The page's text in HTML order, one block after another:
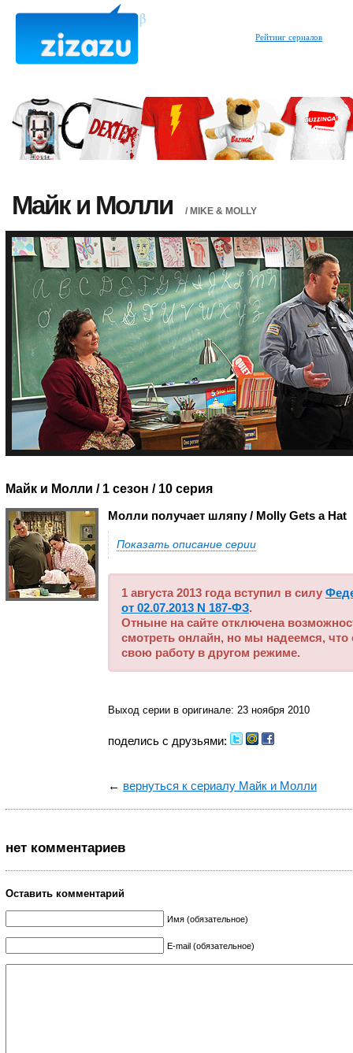
Рейтинг сериалов
Майк и Молли / MIKE & MOLLY
Майк и Молли / 1 сезон / 10 серия
Молли получает шляпу / Molly Gets a Hat
Показать описание серии
1 августа 2013 года вступил в силу
от 02.07.2013 N 187-ФЗ.
Отныне на сайте отключена
смотреть онлайн, но мы надеемся, что
свою работу в другом режиме.
Выход серии в оригинале: 23 ноября 2010
поделись с друзьями:
← вернуться к сериалу Майк и Молли
нет комментариев
Оставить комментарий
Имя (обязательное)
E-mail (обязательное)